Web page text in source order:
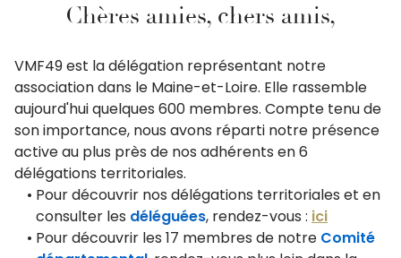
Chères amies, chers amis,
VMF49 est la délégation représentant notre
association dans le Maine-et-Loire. Elle rassemble
aujourd'hui quelques 600 membres. Compte tenu de
son importance, nous avons réparti notre présence
active au plus près de nos adhérents en 6
délégations territoriales.
Pour découvrir nos délégations territoriales et en
consulter les déléguées, rendez-vous : ici
Pour découvrir les 17 membres de notre Comité